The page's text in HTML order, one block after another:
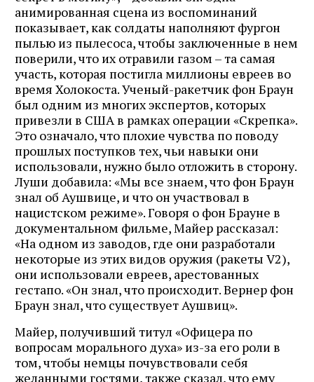
анимированная сцена из воспоминаний
показывает, как солдаты наполняют фургон
пылью из пылесоса, чтобы заключенные в нем
поверили, что их отравили газом – та самая
участь, которая постигла миллионы евреев во
время Холокоста. Ученый-ракетчик фон Браун
был одним из многих экспертов, которых
привезли в США в рамках операции «Скрепка».
Это означало, что плохие чувства по поводу
прошлых поступков тех, чьи навыки они
использовали, нужно было отложить в сторону.
Луши добавила: «Мы все знаем, что фон Браун
знал об Аушвице, и что он участвовал в
нацистском режиме». Говоря о фон Брауне в
документальном фильме, Майер рассказал:
«На одном из заводов, где они разработали
некоторые из этих видов оружия (ракеты V2),
они использовали евреев, арестованных
гестапо. «Он знал, что происходит. Вернер фон
Браун знал, что существует Аушвиц».
Майер, получивший титул «Офицера по
вопросам морального духа» из-за его роли в
том, чтобы немцы почувствовали себя
желанными гостями, также сказал, что ему